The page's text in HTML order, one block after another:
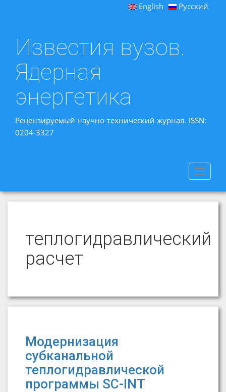
English Русский
Известия вузов.
Ядерная
энергетика
Рецензируемый научно-технический журнал. ISSN:
0204-3327
Toggle
теплогидравлический
расчет
Модернизация
субканальной
теплогидравлической
программы SC-INT